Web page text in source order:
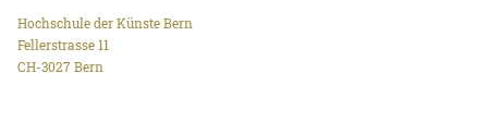
Hochschule der Künste Bern
Fellerstrasse 11
CH-3027 Bern